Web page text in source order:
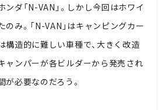
ダ「N-VAN」。しかし今回はホワイ
のみ。「N-VAN」はキャンピングカー
構造的に難しい車種で、大きく改造
ャンパーが各ビルダーから発売され
必要なのだろう。